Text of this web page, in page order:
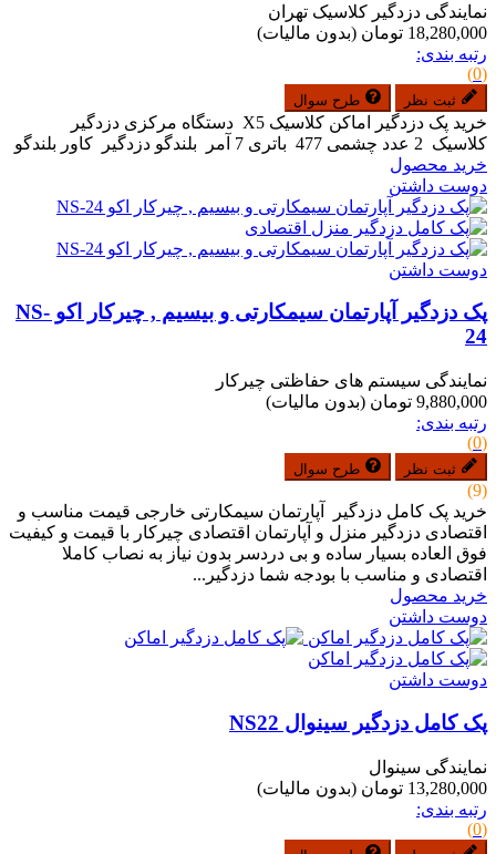
نمایندگی دزدگیر کلاسیک تهران
18,280,000 تومان
(بدون مالیات)
رتبه بندی:
(0)
ثبت نظر طرح سوال
خرید پک دزدگیر اماکن کلاسیک X5 دستگاه مرکزی دزدگیر
کلاسیک 2 عدد چشمی 477 باتری 7 آمر بلندگو دزدگیر کاور بلندگو
خرید محصول
دوست داشتن
دوست داشتن
پک دزدگیر آپارتمان سیمکارتی و بیسیم , چیرکار اکو NS-
24
نمایندگی سیستم های حفاظتی چیرکار
9,880,000 تومان
(بدون مالیات)
رتبه بندی:
(0)
ثبت نظر طرح سوال
(9)
خرید پک کامل دزدگیر آپارتمان سیمکارتی خارجی قیمت مناسب و
اقتصادی دزدگیر منزل و آپارتمان اقتصادی چیرکار با قیمت و کیفیت
فوق العاده بسیار ساده و بی دردسر بدون نیاز به نصاب کاملا
اقتصادی و مناسب با بودجه شما دزدگیر...
خرید محصول
دوست داشتن
دوست داشتن
پک کامل دزدگیر سینوال NS22
نمایندگی سینوال
13,280,000 تومان
(بدون مالیات)
رتبه بندی:
(0)